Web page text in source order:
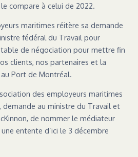
compare à celui de 2022.
maritimes réitère sa demande
fédéral du Travail pour
de négociation pour mettre fin
clients, nos partenaires et la
Port de Montréal.
des employeurs maritimes
demande au ministre du Travail et
de nommer le médiateur
entente d’ici le 3 décembre